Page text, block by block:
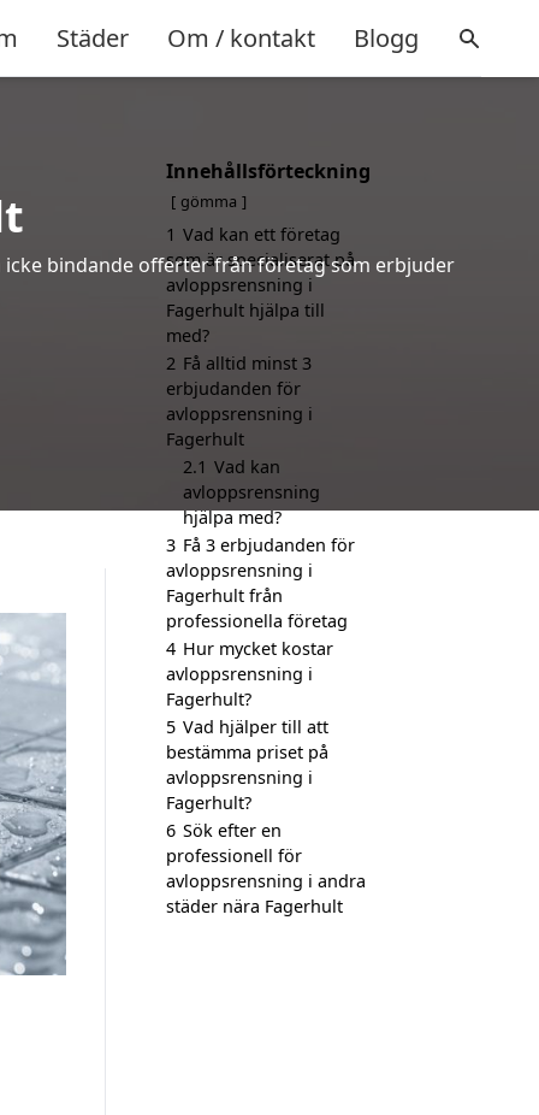
Städer Om / kontakt Blogg
icke bindande offerter från företag som erbjuder
Innehållsförteckning
gömma
1 Vad kan ett företag
som är specialiserat på
avloppsrensning i
Fagerhult hjälpa till
med?
2 Få alltid minst 3
erbjudanden för
avloppsrensning i
Fagerhult
2.1 Vad kan
avloppsrensning
hjälpa med?
3 Få 3 erbjudanden för
avloppsrensning i
Fagerhult från
professionella företag
4 Hur mycket kostar
avloppsrensning i
Fagerhult?
5 Vad hjälper till att
bestämma priset på
avloppsrensning i
Fagerhult?
6 Sök efter en
professionell för
avloppsrensning i andra
städer nära Fagerhult